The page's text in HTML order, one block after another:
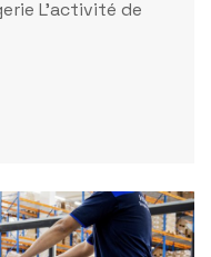
L’activité de